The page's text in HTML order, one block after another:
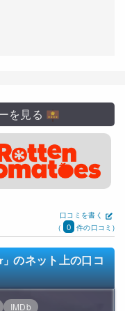
を見る
口コミを書く
(
0 件の口コミ)
」のネット上の口コ
IMDb